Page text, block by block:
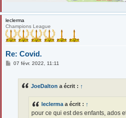
leclerma
Champions League
Re: Covid.
M07 févr. 2022, 11:11
JoeDalton a écrit : ↑
leclerma a écrit : ↑
pour ce qui est des enfants, ados